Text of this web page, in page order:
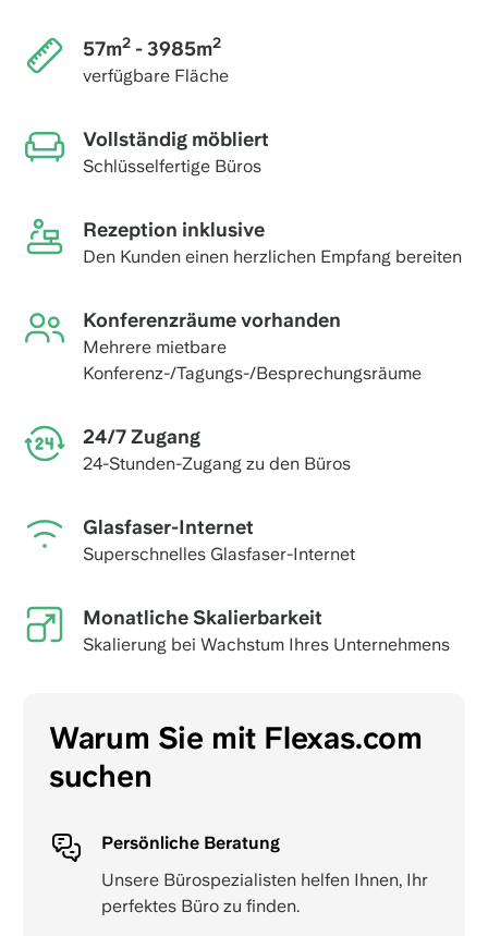
57m2- 3985m2
verfügbare Fläche
Vollständig möbliert
Schlüsselfertige Büros
Rezeption inklusive
Den Kunden einen herzlichen Empfang bereiten
Konferenzräume vorhanden
Mehrere mietbare
Konferenz-/Tagungs-/Besprechungsräume
24/7 Zugang
24-Stunden-Zugang zu den Büros
Glasfaser-Internet
Superschnelles Glasfaser-Internet
Monatliche Skalierbarkeit
Skalierung bei Wachstum Ihres Unternehmens
Warum Sie mit Flexas.com
suchen
Persönliche Beratung
Unsere Bürospezialisten helfen Ihnen, Ihr
perfektes Büro zu finden.